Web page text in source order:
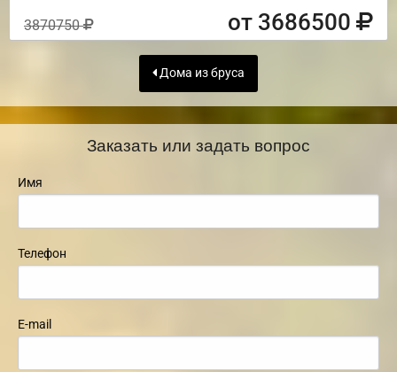
3870750 от 3686500
Дома из бруса
Заказать или задать вопрос
Имя
Телефон
E-mail